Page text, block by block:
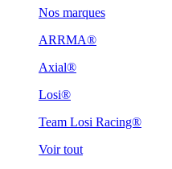
Nos marques
ARRMA®
Axial®
Losi®
Team Losi Racing®
Voir tout